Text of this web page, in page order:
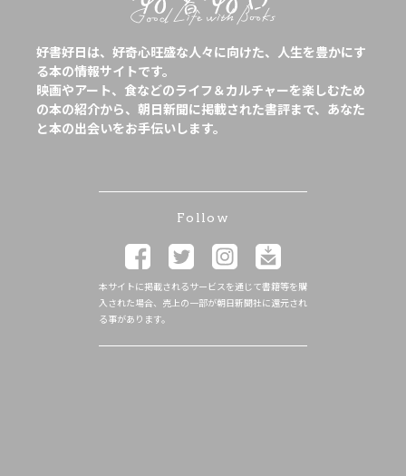
好書好日は、好奇心旺盛な人々に向けた、人生を豊かにす
る本の情報サイトです。
映画やアート、食などのライフ＆カルチャーを楽しむため
の本の紹介から、朝日新聞に掲載された書評まで、あなた
と本の出会いをお手伝いします。
Follow
本サイトに掲載されるサービスを通じて書籍等を購
入された場合、売上の一部が朝日新聞社に還元され
る事があります。